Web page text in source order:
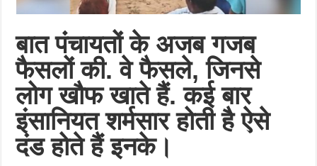
बात पंंचायतों के अजब गजब
फैसलों की. वे फैसले, जिनसे
लोग खौफ खाते हैं. कई बार
इंसानियत शर्मसार होती है ऐसे
दंड होते हैं इनके।